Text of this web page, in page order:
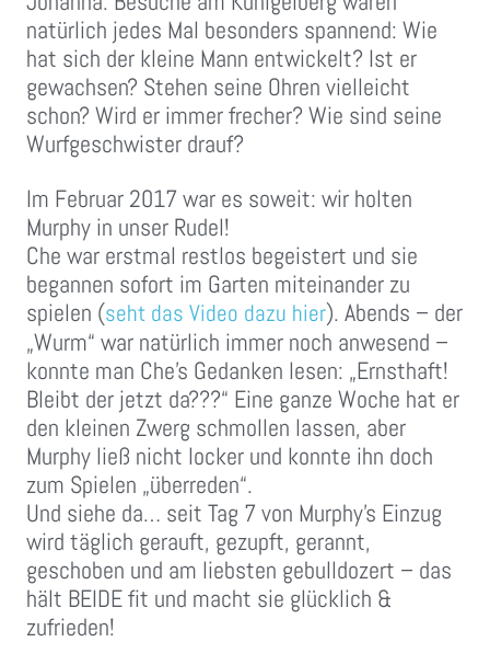
natürlich jedes Mal besonders spannend: Wie
hat sich der kleine Mann entwickelt? Ist er
gewachsen? Stehen seine Ohren vielleicht
schon? Wird er immer frecher? Wie sind seine
Wurfgeschwister drauf?
Im Februar 2017 war es soweit: wir holten
Murphy in unser Rudel!
Che war erstmal restlos begeistert und sie
begannen sofort im Garten miteinander zu
spielen (seht das Video dazu hier). Abends – der
„Wurm“ war natürlich immer noch anwesend –
konnte man Che’s Gedanken lesen: „Ernsthaft!
Bleibt der jetzt da???“ Eine ganze Woche hat er
den kleinen Zwerg schmollen lassen, aber
Murphy ließ nicht locker und konnte ihn doch
zum Spielen „überreden“.
Und siehe da… seit Tag 7 von Murphy’s Einzug
wird täglich gerauft, gezupft, gerannt,
geschoben und am liebsten gebulldozert – das
hält BEIDE fit und macht sie glücklich &
zufrieden!